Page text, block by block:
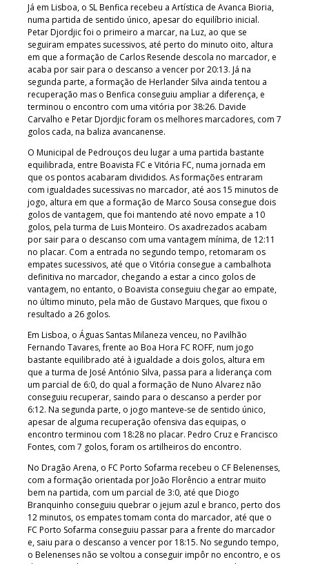
Já em Lisboa, o SL Benfica recebeu a Artística de Avanca Bioria,
numa partida de sentido único, apesar do equilíbrio inicial.
Petar Djordjic foi o primeiro a marcar, na Luz, ao que se
seguiram empates sucessivos, até perto do minuto oito, altura
em que a formação de Carlos Resende descola no marcador, e
acaba por sair para o descanso a vencer por 20:13. Já na
segunda parte, a formação de Herlander Silva ainda tentou a
recuperação mas o Benfica conseguiu ampliar a diferença, e
terminou o encontro com uma vitória por 38:26. Davide
Carvalho e Petar Djordjic foram os melhores marcadores, com 7
golos cada, na baliza avancanense.
O Municipal de Pedrouços deu lugar a uma partida bastante
equilibrada, entre Boavista FC e Vitória FC, numa jornada em
que os pontos acabaram divididos. As formações entraram
com igualdades sucessivas no marcador, até aos 15 minutos de
jogo, altura em que a formação de Marco Sousa consegue dois
golos de vantagem, que foi mantendo até novo empate a 10
golos, pela turma de Luis Monteiro. Os axadrezados acabam
por sair para o descanso com uma vantagem mínima, de 12:11
no placar. Com a entrada no segundo tempo, retomaram os
empates sucessivos, até que o Vitória consegue a cambalhota
definitiva no marcador, chegando a estar a cinco golos de
vantagem, no entanto, o Boavista conseguiu chegar ao empate,
no último minuto, pela mão de Gustavo Marques, que fixou o
resultado a 26 golos.
Em Lisboa, o Águas Santas Milaneza venceu, no Pavilhão
Fernando Tavares, frente ao Boa Hora FC ROFF, num jogo
bastante equilibrado até à igualdade a dois golos, altura em
que a turma de José António Silva, passa para a liderança com
um parcial de 6:0, do qual a formação de Nuno Alvarez não
conseguiu recuperar, saindo para o descanso a perder por
6:12. Na segunda parte, o jogo manteve-se de sentido único,
apesar de alguma recuperação ofensiva das equipas, o
encontro terminou com 18:28 no placar. Pedro Cruz e Francisco
Fontes, com 7 golos, foram os artilheiros do encontro.
No Dragão Arena, o FC Porto Sofarma recebeu o CF Belenenses,
com a formação orientada por João Florêncio a entrar muito
bem na partida, com um parcial de 3:0, até que Diogo
Branquinho conseguiu quebrar o jejum azul e branco, perto dos
12 minutos, os empates tomam conta do marcador, até que o
FC Porto Sofarma conseguiu passar para a frente do marcador
e, saiu para o descanso a vencer por 18:15. No segundo tempo,
o Belenenses não se voltou a conseguir impôr no encontro, e os